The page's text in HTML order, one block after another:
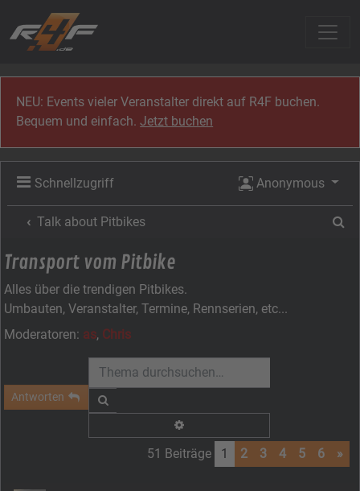
NEU: Events vieler Veranstalter direkt auf R4F buchen.
Bequem und einfach.Jetzt buchen
Schnellzugriff Anonymous
Talk about Pitbikes
Transport vom Pitbike
Alles über die trendigen Pitbikes.
Umbauten, Veranstalter, Termine, Rennserien, etc...
Moderatoren: as, Chris
Antworten
51 Beiträge 1 2 3 4 5 6 »